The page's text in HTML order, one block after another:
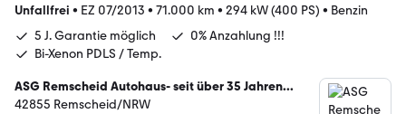
Unfallfrei • EZ 07/2013 • 71.000 km • 294 kW (400 PS) • Benzin
5 J. Garantie möglich
0% Anzahlung !!!
Bi-Xenon PDLS / Temp.
ASG Remscheid Autohaus- seit über 35 Jahren...
42855 Remscheid/NRW